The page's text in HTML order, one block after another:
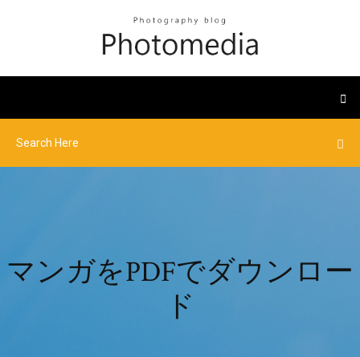
マンガをPDFでダウンロー
ド